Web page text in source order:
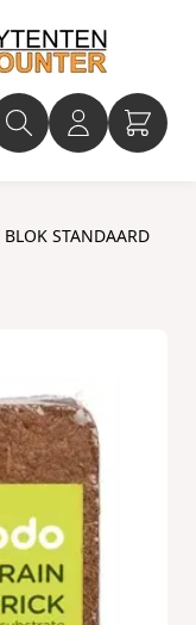
STANDAARD